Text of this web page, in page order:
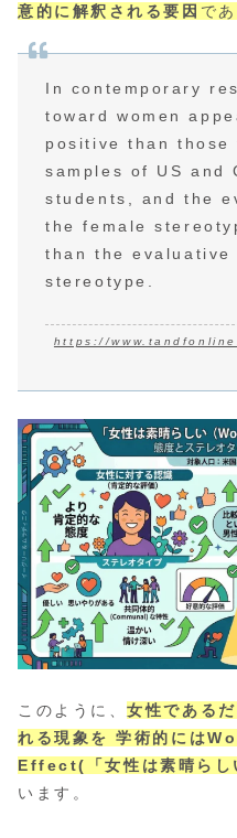
意的に解釈される要因 であ
In contemporary
toward women
positive than those
samples of US and
students, and the
the female
than the evaluative
stereotype.
https://
このように、女性である
れる現象を 学術的には
Effect(「女性は素晴らし
います。